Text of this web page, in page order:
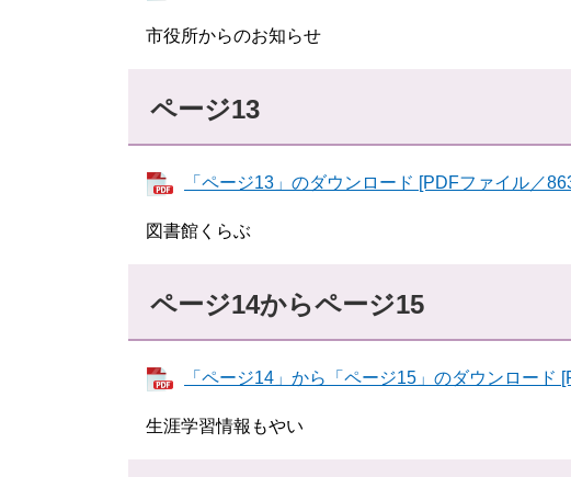
市役所からのお知らせ
ページ13
「ページ13」のダウンロード [PDFファイル／
図書館くらぶ
ページ14からページ15
「ページ14」から「ページ15」のダウンロード
生涯学習情報もやい